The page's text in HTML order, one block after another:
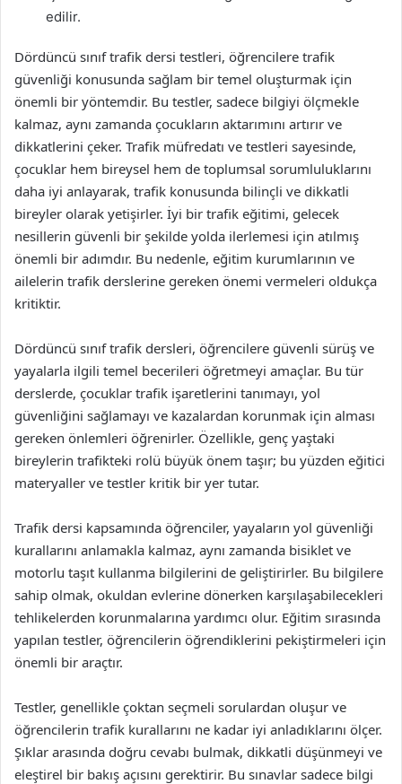
edilir.
Dördüncü sınıf trafik dersi testleri, öğrencilere trafik
güvenliği konusunda sağlam bir temel oluşturmak için
önemli bir yöntemdir. Bu testler, sadece bilgiyi ölçmekle
kalmaz, aynı zamanda çocukların aktarımını artırır ve
dikkatlerini çeker. Trafik müfredatı ve testleri sayesinde,
çocuklar hem bireysel hem de toplumsal sorumluluklarını
daha iyi anlayarak, trafik konusunda bilinçli ve dikkatli
bireyler olarak yetişirler. İyi bir trafik eğitimi, gelecek
nesillerin güvenli bir şekilde yolda ilerlemesi için atılmış
önemli bir adımdır. Bu nedenle, eğitim kurumlarının ve
ailelerin trafik derslerine gereken önemi vermeleri oldukça
kritiktir.
Dördüncü sınıf trafik dersleri, öğrencilere güvenli sürüş ve
yayalarla ilgili temel becerileri öğretmeyi amaçlar. Bu tür
derslerde, çocuklar trafik işaretlerini tanımayı, yol
güvenliğini sağlamayı ve kazalardan korunmak için alması
gereken önlemleri öğrenirler. Özellikle, genç yaştaki
bireylerin trafikteki rolü büyük önem taşır; bu yüzden eğitici
materyaller ve testler kritik bir yer tutar.
Trafik dersi kapsamında öğrenciler, yayaların yol güvenliği
kurallarını anlamakla kalmaz, aynı zamanda bisiklet ve
motorlu taşıt kullanma bilgilerini de geliştirirler. Bu bilgilere
sahip olmak, okuldan evlerine dönerken karşılaşabilecekleri
tehlikelerden korunmalarına yardımcı olur. Eğitim sırasında
yapılan testler, öğrencilerin öğrendiklerini pekiştirmeleri için
önemli bir araçtır.
Testler, genellikle çoktan seçmeli sorulardan oluşur ve
öğrencilerin trafik kurallarını ne kadar iyi anladıklarını ölçer.
Şıklar arasında doğru cevabı bulmak, dikkatli düşünmeyi ve
eleştirel bir bakış açısını gerektirir. Bu sınavlar sadece bilgi